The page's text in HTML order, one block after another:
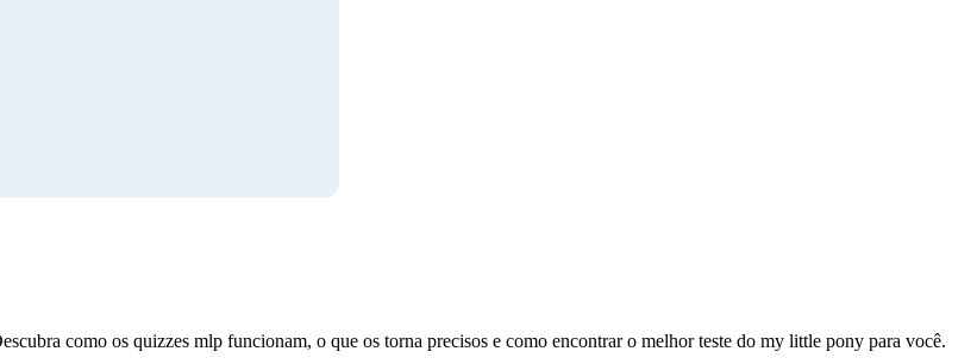
como os quizzes mlp funcionam, o que os torna precisos e como encontrar o melhor teste do my little pony para você.